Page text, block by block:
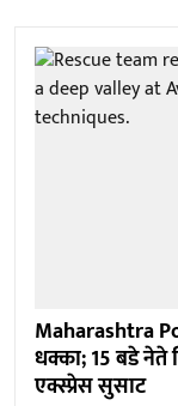
Maharashtra
धक्का; 15 बडे नेते
एक्स्प्रेस सुसाट